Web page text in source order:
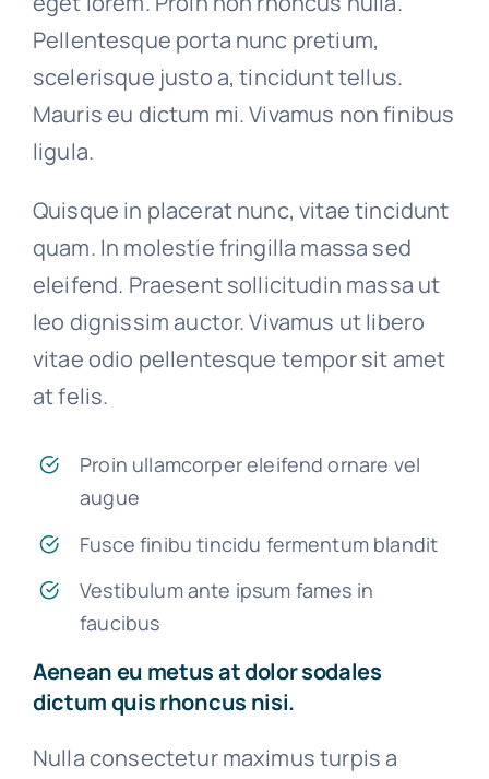
Pellentesque porta nunc pretium,
scelerisque justo a, tincidunt tellus.
Mauris eu dictum mi. Vivamus non finibus
ligula.
Quisque in placerat nunc, vitae tincidunt
quam. In molestie fringilla massa sed
eleifend. Praesent sollicitudin massa ut
leo dignissim auctor. Vivamus ut libero
vitae odio pellentesque tempor sit amet
at felis.
Proin ullamcorper eleifend ornare vel
augue
Fusce finibu tincidu fermentum blandit
Vestibulum ante ipsum fames in
faucibus
Aenean eu metus at dolor sodales
dictum quis rhoncus nisi.
Nulla consectetur maximus turpis a